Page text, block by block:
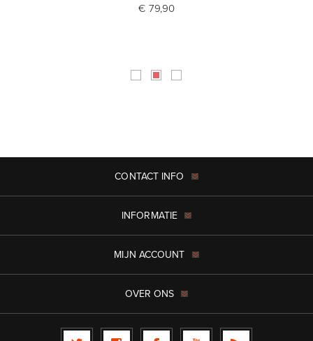
€ 79,90
CONTACT INFO
INFORMATIE
MIJN ACCOUNT
OVER ONS